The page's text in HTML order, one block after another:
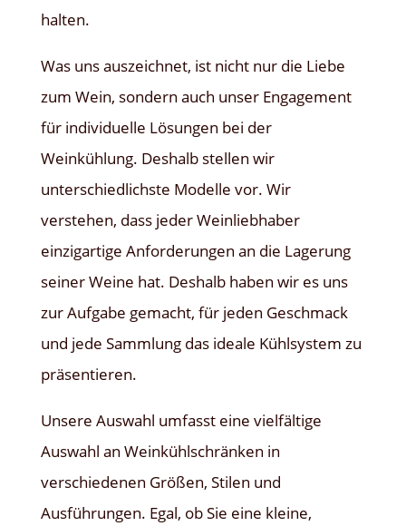
halten.
Was uns auszeichnet, ist nicht nur die Liebe
zum Wein, sondern auch unser Engagement
für individuelle Lösungen bei der
Weinkühlung. Deshalb stellen wir
unterschiedlichste Modelle vor. Wir
verstehen, dass jeder Weinliebhaber
einzigartige Anforderungen an die Lagerung
seiner Weine hat. Deshalb haben wir es uns
zur Aufgabe gemacht, für jeden Geschmack
und jede Sammlung das ideale Kühlsystem zu
präsentieren.
Unsere Auswahl umfasst eine vielfältige
Auswahl an Weinkühlschränken in
verschiedenen Größen, Stilen und
Ausführungen. Egal, ob Sie eine kleine,